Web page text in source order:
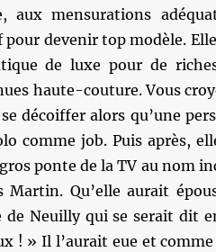
aux mensurations
devenir top modèle.
de luxe pour de
haute-couture. Vous
décoiffer alors qu’une
comme job. Puis après,
ponte de la TV au nom
Martin. Qu’elle aurait
Neuilly qui se serait dit
! » Il l’aurait eue et